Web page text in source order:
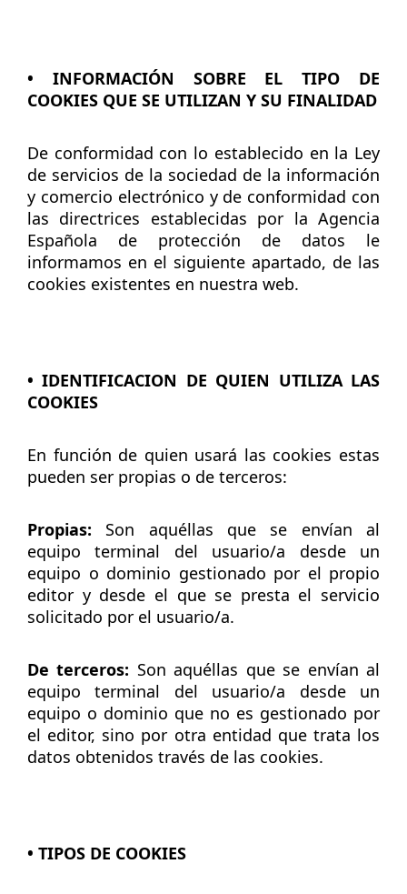
• INFORMACIÓN SOBRE EL TIPO DE
COOKIES QUE SE UTILIZAN Y SU FINALIDAD
De conformidad con lo establecido en la Ley
de servicios de la sociedad de la información
y comercio electrónico y de conformidad con
las directrices establecidas por la Agencia
Española de protección de datos le
informamos en el siguiente apartado, de las
cookies existentes en nuestra web.
• IDENTIFICACION DE QUIEN UTILIZA LAS
COOKIES
En función de quien usará las cookies estas
pueden ser propias o de terceros:
Propias: Son aquéllas que se envían al
equipo terminal del usuario/a desde un
equipo o dominio gestionado por el propio
editor y desde el que se presta el servicio
solicitado por el usuario/a.
De terceros: Son aquéllas que se envían al
equipo terminal del usuario/a desde un
equipo o dominio que no es gestionado por
el editor, sino por otra entidad que trata los
datos obtenidos través de las cookies.
• TIPOS DE COOKIES